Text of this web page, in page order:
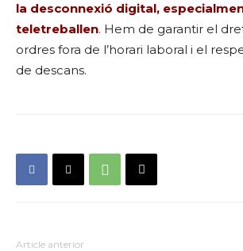
la desconnexió digital,
teletreballen. Hem de garantir el
ordres fora de l’horari laboral i el
de descans.
Article anterior